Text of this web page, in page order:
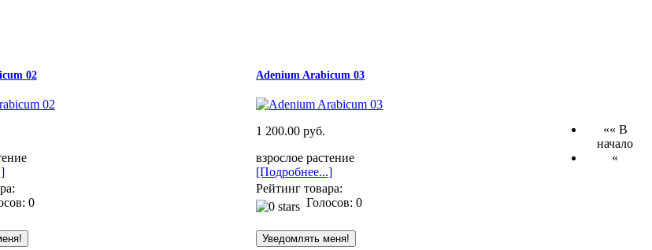
02
0
Adenium Arabicum 03
1 200.00 руб.
взрослое растение
[Подробнее...]
Рейтинг товара:
Голосов: 0
«« В
начало
«